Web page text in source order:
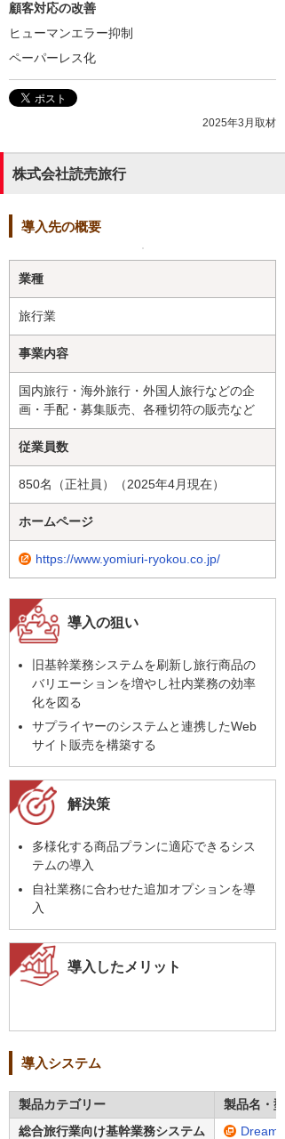
顧客対応の改善
ヒューマンエラー抑制
ペーパーレス化
2025年3月取材
株式会社読売旅行
導入先の概要
業種
旅行業
事業内容
国内旅行・海外旅行・外国人旅行などの企
画・手配・募集販売、各種切符の販売など
従業員数
850名（正社員）（2025年4月現在）
ホームページ
https://www.yomiuri-ryokou.co.jp/
導入の狙い
旧基幹業務システムを刷新し旅行商品の
バリエーションを増やし社内業務の効率
化を図る
サプライヤーのシステムと連携したWeb
サイト販売を構築する
解決策
多様化する商品プランに適応できるシス
テムの導入
自社業務に合わせた追加オプションを導
入
導入したメリット
導入システム
製品カテゴリー
製品名・型
総合旅行業向け基幹業務システム
Dream